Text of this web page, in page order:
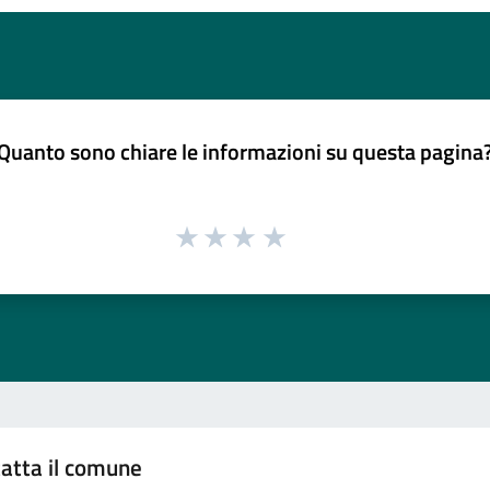
sono chiare le informazioni su questa
il comune